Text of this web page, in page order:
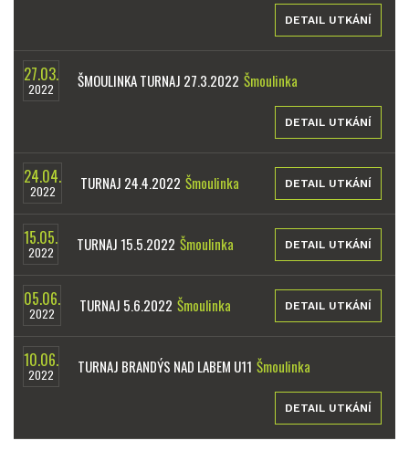
DETAIL UTKÁNÍ
27.03.
2022 ŠMOULINKA TURNAJ 27.3.2022 Šmoulinka
DETAIL UTKÁNÍ
24.04.
2022 TURNAJ 24.4.2022 Šmoulinka DETAIL UTKÁNÍ
15.05.
2022 TURNAJ 15.5.2022 Šmoulinka DETAIL UTKÁNÍ
05.06.
2022 TURNAJ 5.6.2022 Šmoulinka DETAIL UTKÁNÍ
10.06.
2022 TURNAJ BRANDÝS NAD LABEM U11 Šmoulinka
DETAIL UTKÁNÍ